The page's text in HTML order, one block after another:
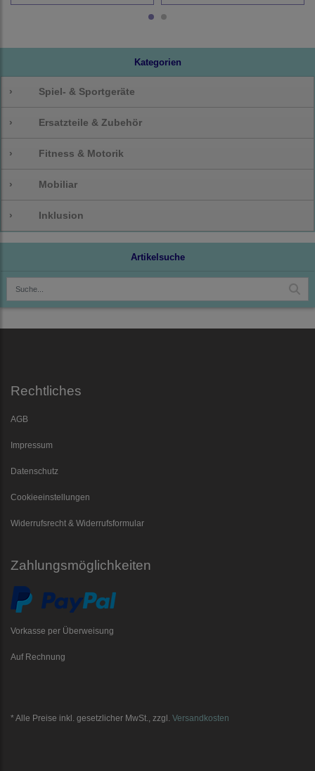
Kategorien
› Spiel- & Sportgeräte
› Ersatzteile & Zubehör
› Fitness & Motorik
› Mobiliar
› Inklusion
Artikelsuche
Rechtliches
AGB
Impressum
Datenschutz
Cookieeinstellungen
Widerrufsrecht & Widerrufsformular
Zahlungsmöglichkeiten
Vorkasse per Überweisung
Auf Rechnung
* Alle Preise inkl. gesetzlicher MwSt., zzgl. Versandkosten